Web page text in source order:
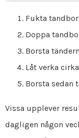
Fukta
Doppa
Borsta
Låt verka
Borsta sedan
Vissa upplever
dagligen någon